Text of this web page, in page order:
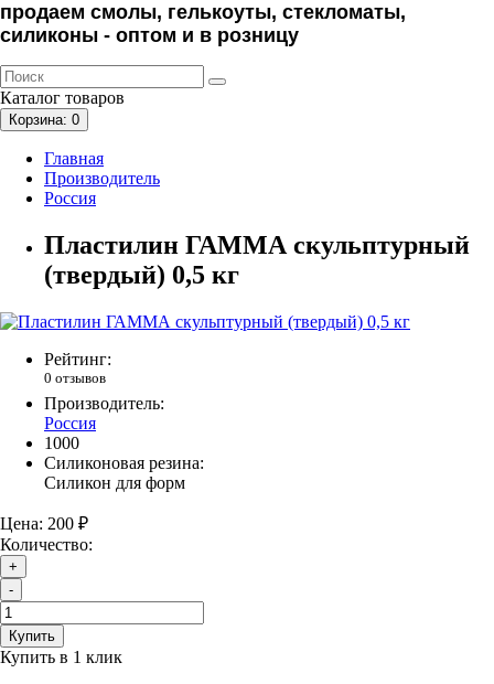
продаем смолы, гелькоуты, стекломаты,
силиконы - оптом и в розницу
Каталог товаров
Корзина: 0
Главная
Производитель
Россия
Пластилин ГАММА скульптурный
(твердый) 0,5 кг
Рейтинг:
0 отзывов
Производитель:
Россия
1000
Cиликоновая резина:
Силикон для форм
Цена: 200 ₽
Количество:
+
-
Купить
Купить в 1 клик